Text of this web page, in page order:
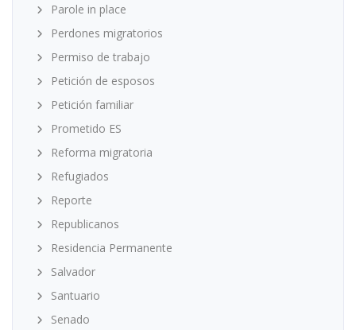
Parole in place
Perdones migratorios
Permiso de trabajo
Petición de esposos
Petición familiar
Prometido ES
Reforma migratoria
Refugiados
Reporte
Republicanos
Residencia Permanente
Salvador
Santuario
Senado